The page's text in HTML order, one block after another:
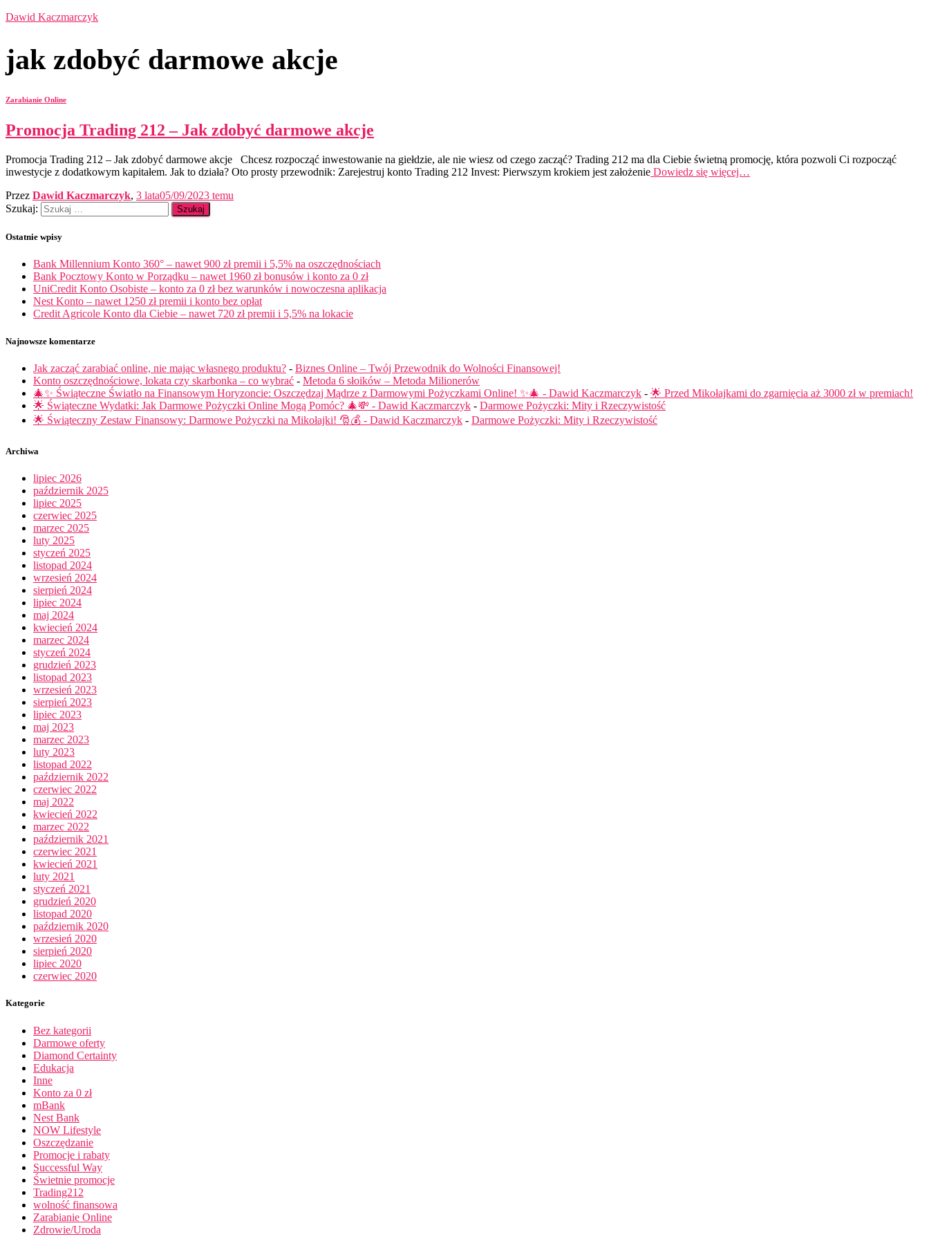
Dawid Kaczmarczyk
jak zdobyć darmowe akcje
Zarabianie Online
Promocja Trading 212 – Jak zdobyć darmowe akcje
Promocja Trading 212 – Jak zdobyć darmowe akcje Chcesz rozpocząć inwestowanie na giełdzie, ale nie wiesz od czego zacząć? Trading 212 ma dla Ciebie świetną promocję, która pozwoli Ci rozpocząć
inwestycje z dodatkowym kapitałem. Jak to działa? Oto prosty przewodnik: Zarejestruj konto Trading 212 Invest: Pierwszym krokiem jest założenie Dowiedz się więcej…
Przez Dawid Kaczmarczyk, 3 lata05/09/2023 temu
Szukaj:
Ostatnie wpisy
Bank Millennium Konto 360° – nawet 900 zł premii i 5,5% na oszczędnościach
Bank Pocztowy Konto w Porządku – nawet 1960 zł bonusów i konto za 0 zł
UniCredit Konto Osobiste – konto za 0 zł bez warunków i nowoczesna aplikacja
Nest Konto – nawet 1250 zł premii i konto bez opłat
Credit Agricole Konto dla Ciebie – nawet 720 zł premii i 5,5% na lokacie
Najnowsze komentarze
Jak zacząć zarabiać online, nie mając własnego produktu? - Biznes Online – Twój Przewodnik do Wolności Finansowej!
Konto oszczędnościowe, lokata czy skarbonka – co wybrać - Metoda 6 słoików – Metoda Milionerów
🎄✨ Świąteczne Światło na Finansowym Horyzoncie: Oszczędzaj Mądrze z Darmowymi Pożyczkami Online! ✨🎄 - Dawid Kaczmarczyk - 🌟 Przed Mikołajkami do zgarnięcia aż 3000 zł w premiach!
🌟 Świąteczne Wydatki: Jak Darmowe Pożyczki Online Mogą Pomóc? 🎄💸 - Dawid Kaczmarczyk - Darmowe Pożyczki: Mity i Rzeczywistość
🌟 Świąteczny Zestaw Finansowy: Darmowe Pożyczki na Mikołajki! 🎅💰 - Dawid Kaczmarczyk - Darmowe Pożyczki: Mity i Rzeczywistość
Archiwa
lipiec 2026
październik 2025
lipiec 2025
czerwiec 2025
marzec 2025
luty 2025
styczeń 2025
listopad 2024
wrzesień 2024
sierpień 2024
lipiec 2024
maj 2024
kwiecień 2024
marzec 2024
styczeń 2024
grudzień 2023
listopad 2023
wrzesień 2023
sierpień 2023
lipiec 2023
maj 2023
marzec 2023
luty 2023
listopad 2022
październik 2022
czerwiec 2022
maj 2022
kwiecień 2022
marzec 2022
październik 2021
czerwiec 2021
kwiecień 2021
luty 2021
styczeń 2021
grudzień 2020
listopad 2020
październik 2020
wrzesień 2020
sierpień 2020
lipiec 2020
czerwiec 2020
Kategorie
Bez kategorii
Darmowe oferty
Diamond Certainty
Edukacja
Inne
Konto za 0 zł
mBank
Nest Bank
NOW Lifestyle
Oszczędzanie
Promocje i rabaty
Successful Way
Świetnie promocje
Trading212
wolność finansowa
Zarabianie Online
Zdrowie/Uroda